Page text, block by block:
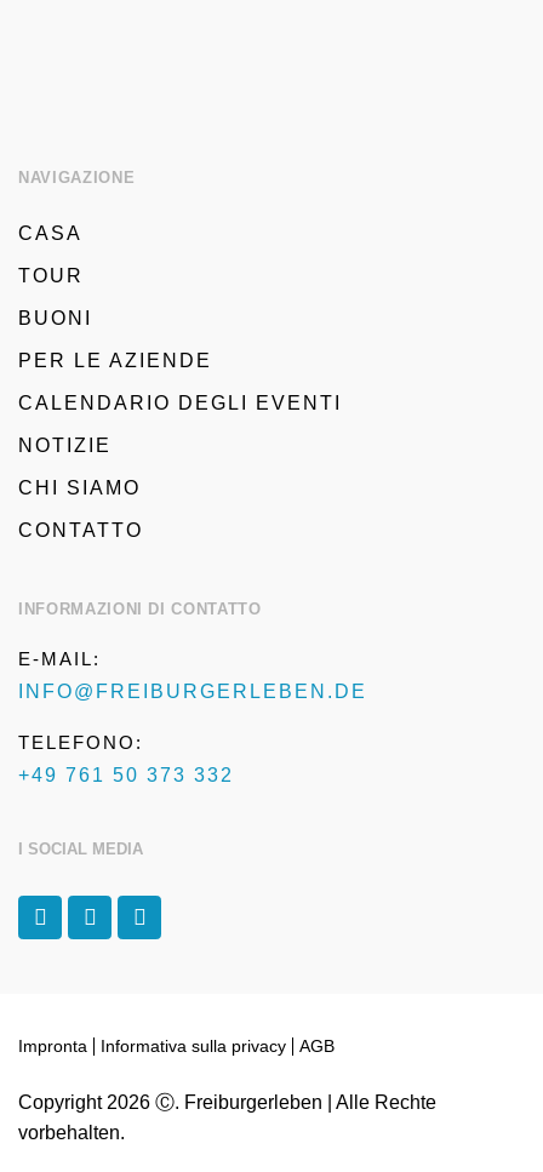
NAVIGAZIONE
CASA
TOUR
BUONI
PER LE AZIENDE
CALENDARIO DEGLI EVENTI
NOTIZIE
CHI SIAMO
CONTATTO
INFORMAZIONI DI CONTATTO
E-MAIL:
INFO@FREIBURGERLEBEN.DE
TELEFONO:
+49 761 50 373 332
I SOCIAL MEDIA
F
a
c
k
I
n
s
T
r
i
i
o
r
Copyright 2026 Ⓒ. Freiburgerleben | Alle Rechte
vorbehalten.
Impronta Informativa sulla privacy AGB